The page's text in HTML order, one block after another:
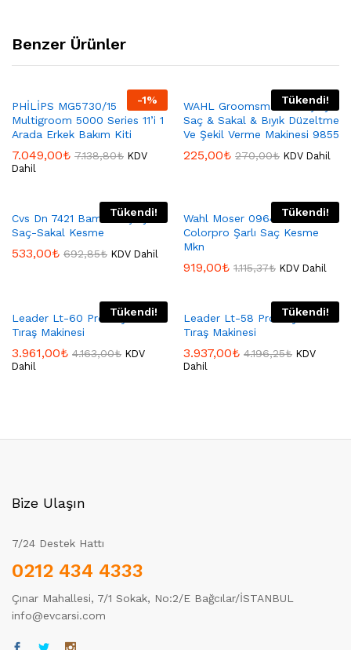
Benzer Ürünler
-1%
PHİLİPS MG5730/15
Multigroom 5000 Series 11’i 1
Arada Erkek Bakım Kiti
7.049,00₺ 7.138,80₺ KDV
Dahil
Tükendi!
WAHL Groomsman Pro Şarjlı
Saç & Sakal & Bıyık Düzeltme
Ve Şekil Verme Makinesi 9855
225,00₺ 270,00₺ KDV Dahil
Tükendi!
Cvs Dn 7421 Bamboo Şarjlı
Saç-Sakal Kesme
533,00₺ 692,85₺ KDV Dahil
Tükendi!
Wahl Moser 09649-016
Colorpro Şarlı Saç Kesme
Mkn
919,00₺ 1.115,37₺ KDV Dahil
Tükendi!
Leader Lt-60 Profesyonel
Tıraş Makinesi
3.961,00₺ 4.163,00₺ KDV
Dahil
Tükendi!
Leader Lt-58 Profesyonel
Tıraş Makinesi
3.937,00₺ 4.196,25₺ KDV
Dahil
Bize Ulaşın
7/24 Destek Hattı
0212 434 4333
Çınar Mahallesi, 7/1 Sokak, No:2/E Bağcılar/İSTANBUL
info@evcarsi.com